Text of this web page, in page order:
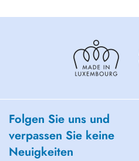
Folgen Sie uns und
verpassen Sie keine
Neuigkeiten